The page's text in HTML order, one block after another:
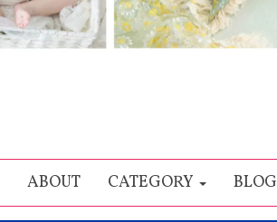
ABOUT CATEGORY BLOG